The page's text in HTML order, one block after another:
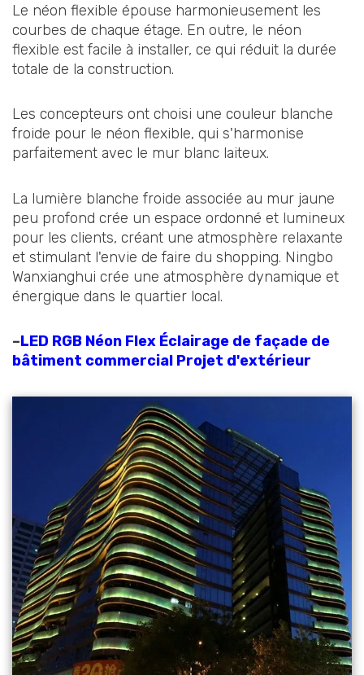
Le néon flexible épouse harmonieusement les
courbes de chaque étage. En outre, le néon
flexible est facile à installer, ce qui réduit la durée
totale de la construction.
Les concepteurs ont choisi une couleur blanche
froide pour le néon flexible, qui s'harmonise
parfaitement avec le mur blanc laiteux.
La lumière blanche froide associée au mur jaune
peu profond crée un espace ordonné et lumineux
pour les clients, créant une atmosphère relaxante
et stimulant l'envie de faire du shopping. Ningbo
Wanxianghui crée une atmosphère dynamique et
énergique dans le quartier local.
–LED RGB Néon Flex Éclairage de façade de
bâtiment commercial Projet d'extérieur